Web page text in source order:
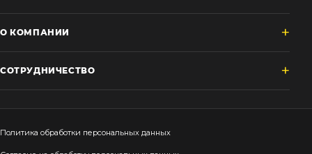
О КОМПАНИИ
СОТРУДНИЧЕСТВО
Политика обработки персональных данных